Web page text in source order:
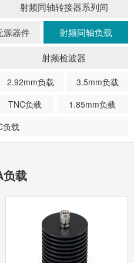
射频同轴转接器系列间
源器件 射频同轴负载
射频检波器
2.92mm负载
3.5mm负载
TNC负载
1.85mm负载
负载
载